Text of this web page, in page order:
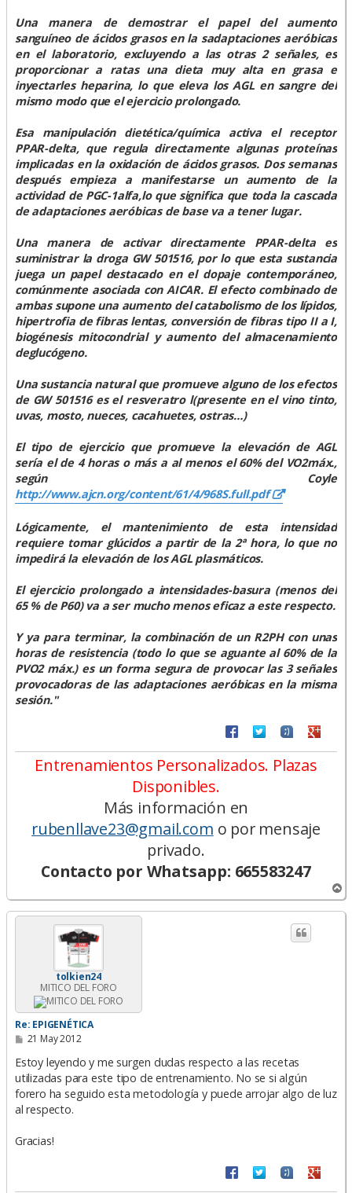
Una manera de demostrar el papel del aumento
sanguíneo de ácidos grasos en la sadaptaciones aeróbicas
en el laboratorio, excluyendo a las otras 2 señales, es
proporcionar a ratas una dieta muy alta en grasa e
inyectarles heparina, lo que eleva los AGL en sangre del
mismo modo que el ejercicio prolongado.
Esa manipulación dietética/química activa el receptor
PPAR-delta, que regula directamente algunas proteínas
implicadas en la oxidación de ácidos grasos. Dos semanas
después empieza a manifestarse un aumento de la
actividad de PGC-1alfa,lo que significa que toda la cascada
de adaptaciones aeróbicas de base va a tener lugar.
Una manera de activar directamente PPAR-delta es
suministrar la droga GW 501516, por lo que esta sustancia
juega un papel destacado en el dopaje contemporáneo,
comúnmente asociada con AICAR. El efecto combinado de
ambas supone una aumento del catabolismo de los lípidos,
hipertrofia de fibras lentas, conversión de fibras tipo II a I,
biogénesis mitocondrial y aumento del almacenamiento
deglucógeno.
Una sustancia natural que promueve alguno de los efectos
de GW 501516 es el resveratro l(presente en el vino tinto,
uvas, mosto, nueces, cacahuetes, ostras…)
El tipo de ejercicio que promueve la elevación de AGL
sería el de 4 horas o más a al menos el 60% del VO2máx.,
según Coyle
http://www.ajcn.org/content/61/4/968S.full.pdf
Lógicamente, el mantenimiento de esta intensidad
requiere tomar glúcidos a partir de la 2ª hora, lo que no
impedirá la elevación de los AGL plasmáticos.
El ejercicio prolongado a intensidades-basura (menos del
65 % de P60) va a ser mucho menos eficaz a este respecto.
Y ya para terminar, la combinación de un R2PH con unas
horas de resistencia (todo lo que se aguante al 60% de la
PVO2 máx.) es un forma segura de provocar las 3 señales
provocadoras de las adaptaciones aeróbicas en la misma
sesión."
Entrenamientos Personalizados. Plazas
Disponibles.
Más información en
rubenllave23@gmail.com o por mensaje
privado.
Contacto por Whatsapp: 665583247
r
r
tolkien24
MITICO DEL FORO
Re: EPIGENÉTICA
M
n
s
a
j
21 May 2012
Estoy leyendo y me surgen dudas respecto a las recetas
utilizadas para este tipo de entrenamiento. No se si algún
forero ha seguido esta metodología y puede arrojar algo de luz
al respecto.
Gracias!